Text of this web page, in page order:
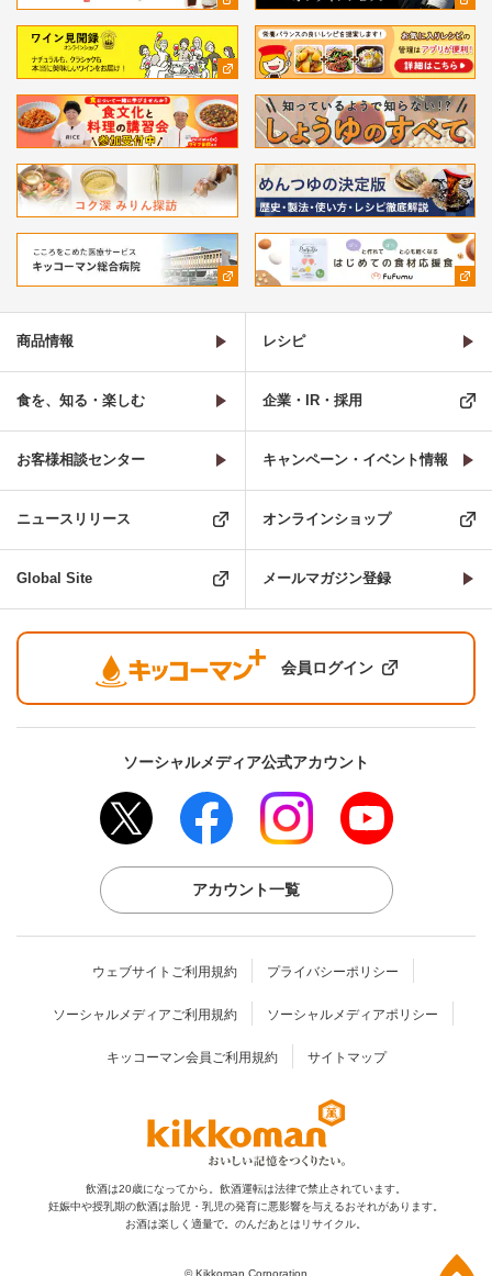
商品情報 レシピ
食を、知る・楽しむ 企業・IR・採用
お客様相談センター キャンペーン・イベント情報
ニュースリリース オンラインショップ
Global Site メールマガジン登録
会員ログイン
ソーシャルメディア公式アカウント
アカウント一覧
ウェブサイトご利用規約 プライバシーポリシー
ソーシャルメディアご利用規約 ソーシャルメディアポリシー
キッコーマン会員ご利用規約 サイトマップ
飲酒は20歳になってから。飲酒運転は法律で禁止されています。
妊娠中や授乳期の飲酒は胎児・乳児の発育に悪影響を与えるおそれがあります。
お酒は楽しく適量で。のんだあとはリサイクル。
© Kikkoman Corporation